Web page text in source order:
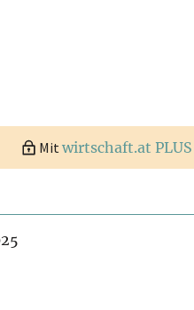
Mitwirtschaft.at PLUS